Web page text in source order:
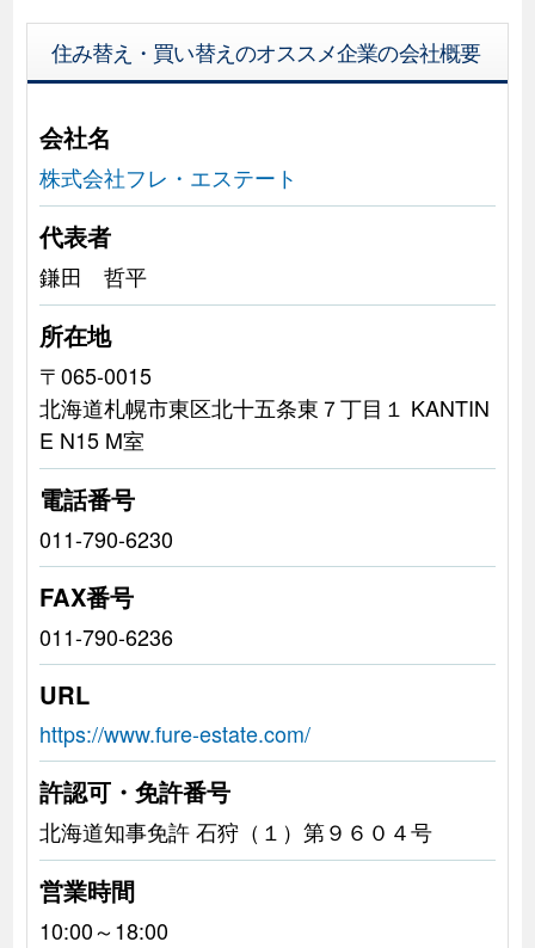
住み替え・買い替えのオススメ企業の会社概要
会社名
株式会社フレ・エステート
代表者
鎌田 哲平
所在地
〒065-0015
北海道札幌市東区北十五条東７丁目１ KANTIN
E N15 M室
電話番号
011-790-6230
FAX番号
011-790-6236
URL
https://www.fure-estate.com/
許認可・免許番号
北海道知事免許 石狩（１）第９６０４号
営業時間
10:00～18:00